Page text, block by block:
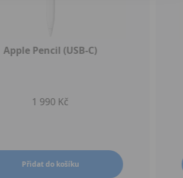
Apple Pencil (USB-C)
1 990 Kč
Přidat do košíku